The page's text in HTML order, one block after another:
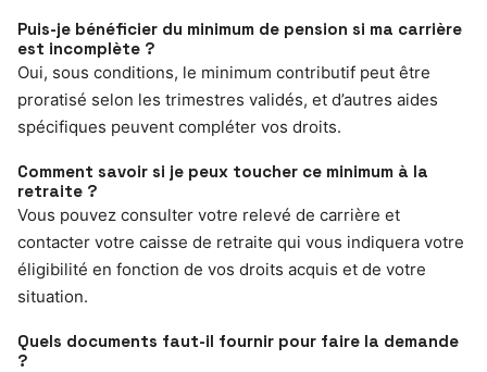
Puis-je bénéficier du minimum de pension si ma carrière
est incomplète ?
Oui, sous conditions, le minimum contributif peut être
proratisé selon les trimestres validés, et d’autres aides
spécifiques peuvent compléter vos droits.
Comment savoir si je peux toucher ce minimum à la
retraite ?
Vous pouvez consulter votre relevé de carrière et
contacter votre caisse de retraite qui vous indiquera votre
éligibilité en fonction de vos droits acquis et de votre
situation.
Quels documents faut-il fournir pour faire la demande
?